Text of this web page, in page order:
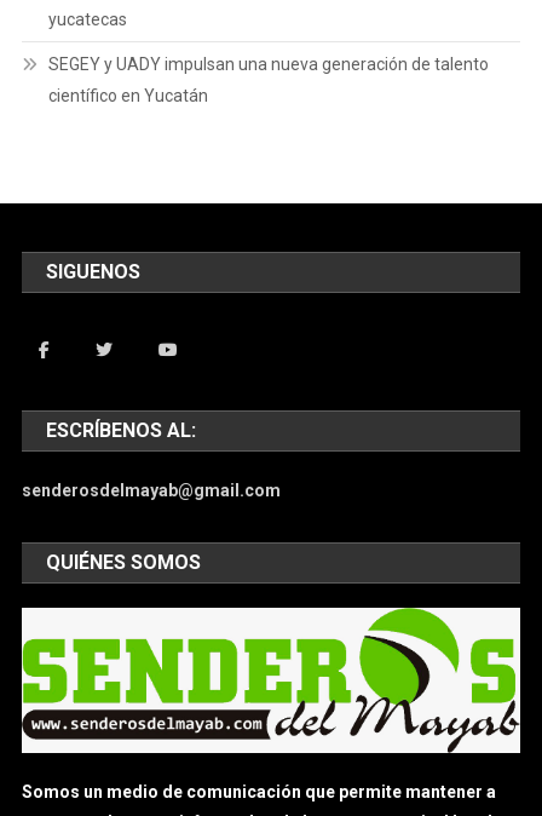
yucatecas
SEGEY y UADY impulsan una nueva generación de talento
científico en Yucatán
SIGUENOS
ESCRÍBENOS AL:
senderosdelmayab@gmail.com
QUIÉNES SOMOS
Somos un medio de comunicación que permite mantener a